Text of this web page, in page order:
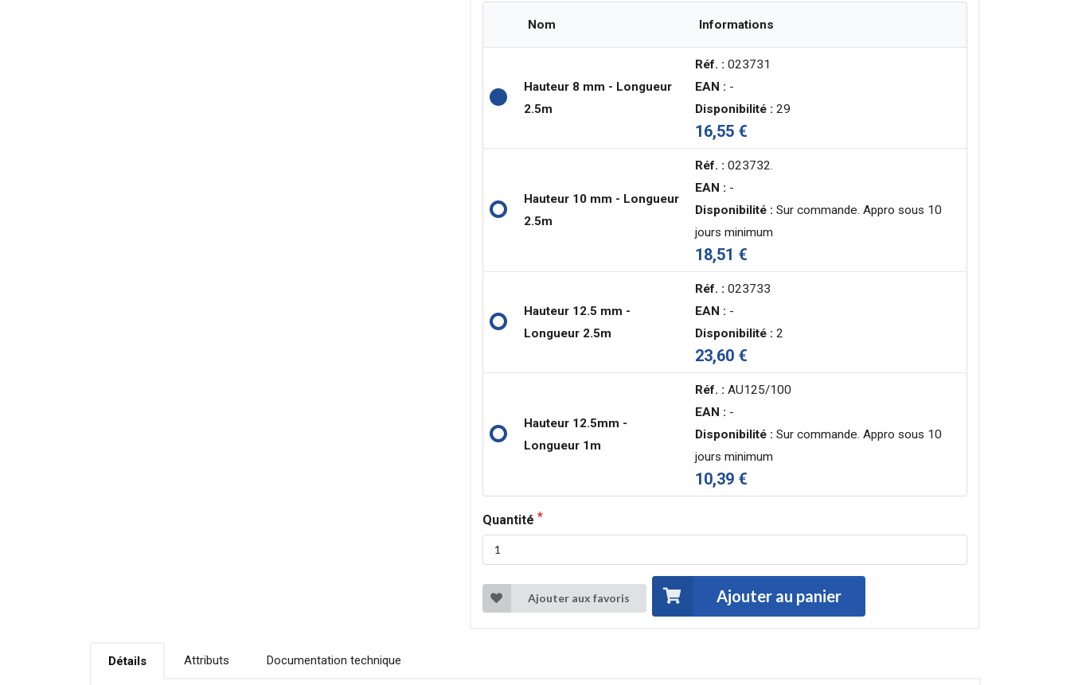
Nom Informations
Hauteur 8 mm - Longueur
2.5m
Réf. : 023731
EAN : -
Disponibilité : 29
16,55 €
Hauteur 10 mm - Longueur
2.5m
Réf. : 023732.
EAN : -
Disponibilité : Sur commande. Appro sous 10
jours minimum
18,51 €
Hauteur 12.5 mm -
Longueur 2.5m
Réf. : 023733
EAN : -
Disponibilité : 2
23,60 €
Hauteur 12.5mm -
Longueur 1m
Réf. : AU125/100
EAN : -
Disponibilité : Sur commande. Appro sous 10
jours minimum
10,39 €
Quantité
Ajouter aux favoris Ajouter au panier
Détails Attributs Documentation technique